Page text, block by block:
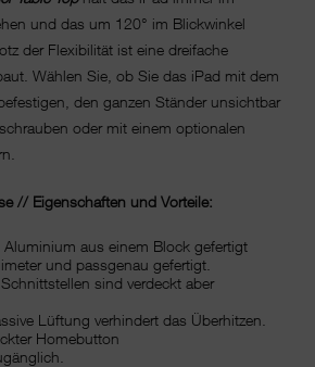
und das um 120° im Blickwinkel
der Flexibilität ist eine dreifache
Wählen Sie, ob Sie das iPad mit dem
den ganzen Ständer unsichtbar
oder mit einem optionalen
// Eigenschaften und Vorteile:
aus einem Block gefertigt
und passgenau gefertigt.
sind verdeckt aber
Lüftung verhindert das Überhitzen.
Homebutton